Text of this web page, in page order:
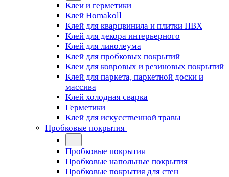
Клеи и герметики
Клей Homakoll
Клей для кварцвинила и плитки ПВХ
Клей для декора интерьерного
Клей для линолеума
Клей для пробковых покрытий
Клеи для ковровых и резиновых покрытий
Клей для паркета, паркетной доски и
массива
Клей холодная сварка
Герметики
Клей для искусственной травы
Пробковые покрытия
Пробковые покрытия
Пробковые напольные покрытия
Пробковые покрытия для стен